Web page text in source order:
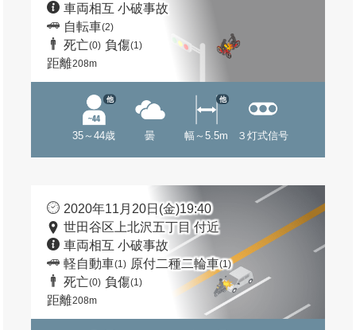
車両相互 小破事故
自転車(2)
死亡(0) 負傷(1)
距離208m
35～44歳
他
曇 幅～5.5m
他
３灯式信号
2020年11月20日(金)19:40
世田谷区上北沢五丁目 付近
車両相互 小破事故
軽自動車(1) 原付二種二輪車(1)
死亡(0) 負傷(1)
距離208m